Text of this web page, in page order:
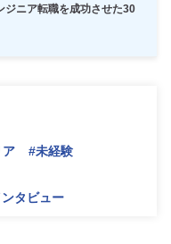
ジニア転職を成功させた30
ア
#未経験
タビュー